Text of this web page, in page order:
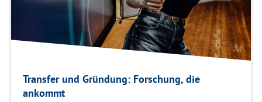
Transfer und Gründung: Forschung, die
ankommt